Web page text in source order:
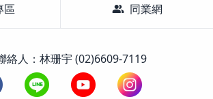
區 group 同業網
絡人：林珊宇 (02)6609-7119